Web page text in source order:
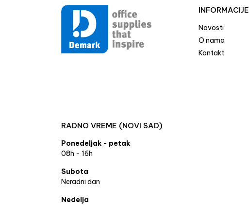
INFORMACIJE
Novosti
O nama
Kontakt
RADNO VREME (NOVI SAD)
Ponedeljak - petak
08h - 16h
Subota
Neradni dan
Nedelja